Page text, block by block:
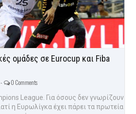
ομάδες σε Eurocup και Fiba
0 Comments
League. Για όσους δεν γνωρίζουν
η Ευρωλίγκα έχει πάρει τα πρωτεία